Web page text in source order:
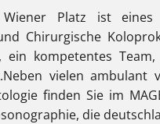
Wiener Platz ist
Chirurgische
ein kompetentes
vielen
finden Sie im
die